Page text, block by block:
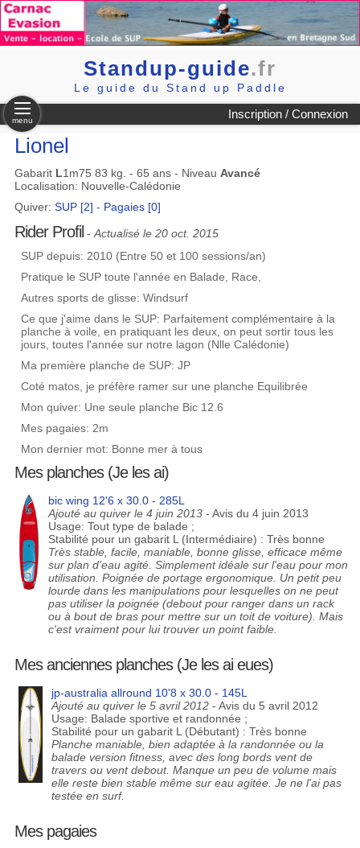
Standup-guide.fr
Le guide du Stand up Paddle
Inscription / Connexion
menu
Lionel
Gabarit L1m75 83 kg. - 65 ans - Niveau Avancé
Localisation: Nouvelle-Calédonie
Quiver: SUP [2] - Pagaies [0]
Rider Profil - Actualisé le 20 oct. 2015
SUP depuis: 2010 (Entre 50 et 100 sessions/an)
Pratique le SUP toute l'année en Balade, Race,
Autres sports de glisse: Windsurf
Ce que j'aime dans le SUP: Parfaitement complémentaire à la
planche à voile, en pratiquant les deux, on peut sortir tous les
jours, toutes l'année sur notre lagon (Nlle Calédonie)
Ma première planche de SUP: JP
Coté matos, je préfère ramer sur une planche Equilibrée
Mon quiver: Une seule planche Bic 12.6
Mes pagaies: 2m
Mon dernier mot: Bonne mer à tous
Mes planches (Je les ai)
bic wing 12'6 x 30.0 - 285L
Ajouté au quiver le 4 juin 2013 - Avis du 4 juin 2013
Usage: Tout type de balade ;
Stabilité pour un gabarit L (Intermédiaire) : Très bonne
Très stable, facile, maniable, bonne glisse, efficace même
sur plan d'eau agité. Simplement idéale sur l'eau pour mon
utilisation. Poignée de portage ergonomique. Un petit peu
lourde dans les manipulations pour lesquelles on ne peut
pas utiliser la poignée (debout pour ranger dans un rack
ou à bout de bras pour mettre sur un toit de voiture). Mais
c'est vraiment pour lui trouver un point faible.
Mes anciennes planches (Je les ai eues)
jp-australia allround 10'8 x 30.0 - 145L
Ajouté au quiver le 5 avril 2012 - Avis du 5 avril 2012
Usage: Balade sportive et randonnée ;
Stabilité pour un gabarit L (Débutant) : Très bonne
Planche maniable, bien adaptée à la randonnée ou la
balade version fitness, avec des long bords vent de
travers ou vent debout. Manque un peu de volume mais
elle reste bien stable même sur eau agitée. Je ne l'ai pas
testée en surf.
Mes pagaies